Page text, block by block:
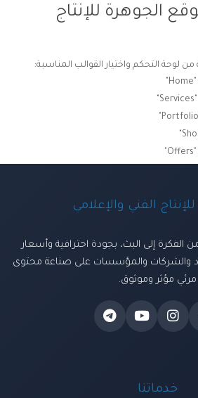
الجوهرة للإنتاج
لوحة التحكم واختيار القوالب المناسبة:
الفني والإعلامي
الفكرة إلى البث، بجودة احترافية وأسعار
والشركات والمؤسسات على صناعة محتوى
مرئي مؤثر وموثوق.
خدماتنا